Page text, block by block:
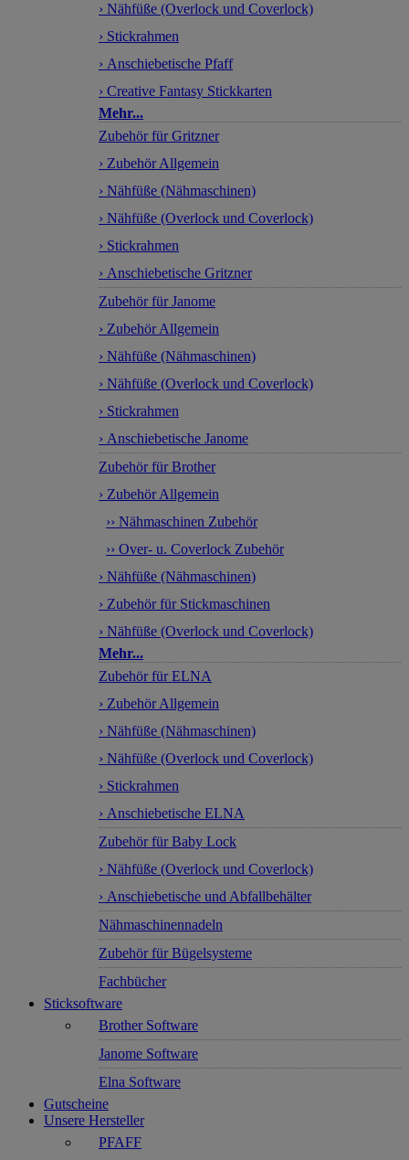
› Nähfüße (Overlock und Coverlock)
› Stickrahmen
› Anschiebetische Pfaff
› Creative Fantasy Stickkarten
Mehr...
Zubehör für Gritzner
› Zubehör Allgemein
› Nähfüße (Nähmaschinen)
› Nähfüße (Overlock und Coverlock)
› Stickrahmen
› Anschiebetische Gritzner
Zubehör für Janome
› Zubehör Allgemein
› Nähfüße (Nähmaschinen)
› Nähfüße (Overlock und Coverlock)
› Stickrahmen
› Anschiebetische Janome
Zubehör für Brother
› Zubehör Allgemein
›› Nähmaschinen Zubehör
›› Over- u. Coverlock Zubehör
› Nähfüße (Nähmaschinen)
› Zubehör für Stickmaschinen
› Nähfüße (Overlock und Coverlock)
Mehr...
Zubehör für ELNA
› Zubehör Allgemein
› Nähfüße (Nähmaschinen)
› Nähfüße (Overlock und Coverlock)
› Stickrahmen
› Anschiebetische ELNA
Zubehör für Baby Lock
› Nähfüße (Overlock und Coverlock)
› Anschiebetische und Abfallbehälter
Nähmaschinennadeln
Zubehör für Bügelsysteme
Fachbücher
Sticksoftware
Brother Software
Janome Software
Elna Software
Gutscheine
Unsere Hersteller
PFAFF